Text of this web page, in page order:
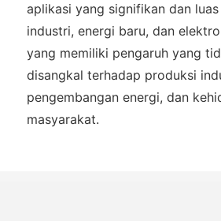
aplikasi yang signifikan dan
industri, energi baru, dan
yang memiliki pengaruh yang
disangkal terhadap produksi
pengembangan energi, dan
masyarakat.